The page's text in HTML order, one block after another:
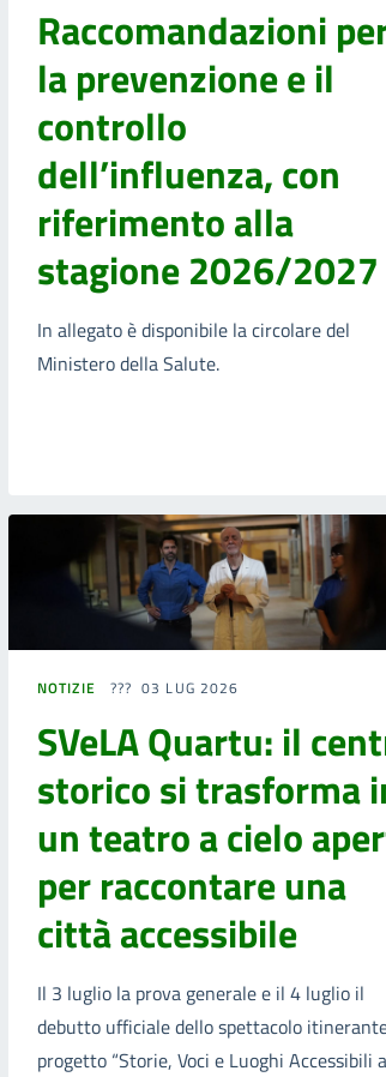
Raccomandazioni
la prevenzione e il
controllo
dell’influenza, con
riferimento alla
stagione 2026/2027
In allegato è disponibile la circolare del
Ministero della Salute.
NOTIZIE 03 LUG 2026
SVeLA Quartu: il
storico si trasforma
un teatro a cielo
per raccontare una
città accessibile
Il 3 luglio la prova generale e il 4 luglio il
debutto ufficiale dello spettacolo
progetto “Storie, Voci e Luoghi Accessibili a